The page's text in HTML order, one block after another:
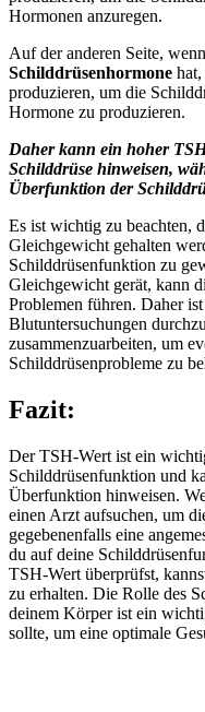
Hormonen anzuregen.
Auf der anderen Seite,
Schilddrüsenhormone
produzieren, um die
Hormone zu produzieren.
Daher kann ein hoher
Schilddrüse hinweisen,
Überfunktion der
Es ist wichtig zu beachten,
Gleichgewicht gehalten
Schilddrüsenfunktion zu
Gleichgewicht gerät, kann
Problemen führen. Daher
Blutuntersuchungen
zusammenzuarbeiten, um
Schilddrüsenprobleme zu
Fazit:
Der TSH-Wert ist ein
Schilddrüsenfunktion und
Überfunktion hinweisen.
einen Arzt aufsuchen, um
gegebenenfalls eine
du auf deine
TSH-Wert überprüfst,
zu erhalten. Die Rolle des
deinem Körper ist ein
sollte, um eine optimale